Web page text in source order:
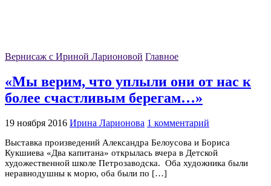
Вернисаж с Ириной Ларионовой Главное
«Мы верим, что уплыли они от нас к
более счастливым берегам…»
19 ноября 2016 Ирина Ларионова 1 комментарий
Выставка произведений Александра Белоусова и Бориса
Кукшиева «Два капитана» открылась вчера в Детской
художественной школе Петрозаводска. Оба художника были
неравнодушны к морю, оба были по […]